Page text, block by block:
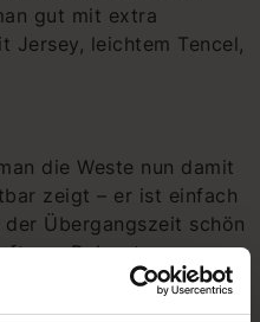
gut mit extra
Jersey, leichtem Tencel,
die Weste nun damit
zeigt – er ist einfach
Übergangszeit schön
aus Polyester.
auch in schönen